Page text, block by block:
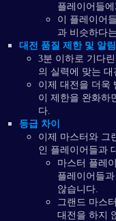
플레이어들
이 플레이어
과 비슷하다
대전 품질 제한 및 알림
3분 이하로 기다
의 실력에 맞는 대
이제 대전을 더욱
이 제한을 완화하
다.
등급 차이
이제 마스터와 그
인 플레이어들과
마스터 플레
플레이어들
않습니다.
그랜드 마스
대전을 하지